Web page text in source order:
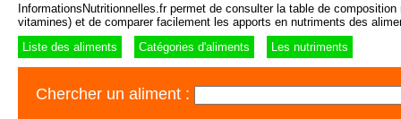
InformationsNutritionnelles.fr permet de consulter la table de
vitamines) et de comparer facilement les apports en nutriments des
Liste des aliments
Catégories d'aliments Les nutriments
Chercher un aliment :